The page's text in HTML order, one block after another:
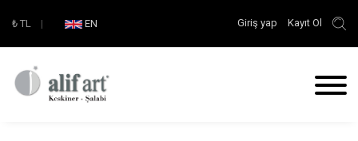
₺ TL | EN Giriş yap Kayıt Ol